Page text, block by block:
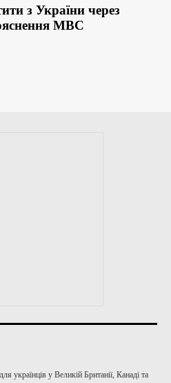
з України через
МВС
українців у Великій Британії, Канаді та